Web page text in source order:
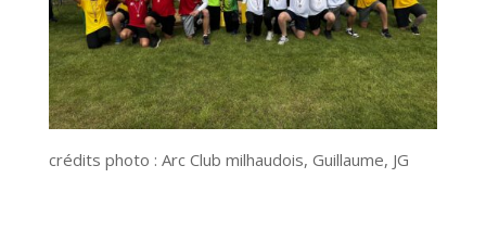
crédits photo : Arc Club milhaudois, Guillaume, JG